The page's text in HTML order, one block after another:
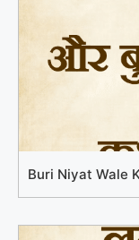
Buri Niyat Wale